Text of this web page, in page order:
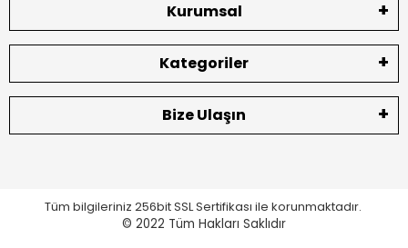
Kurumsal
Kategoriler
Bize Ulaşın
Tüm bilgileriniz 256bit SSL Sertifikası ile korunmaktadır.
© 2022 Tüm Hakları Saklıdır